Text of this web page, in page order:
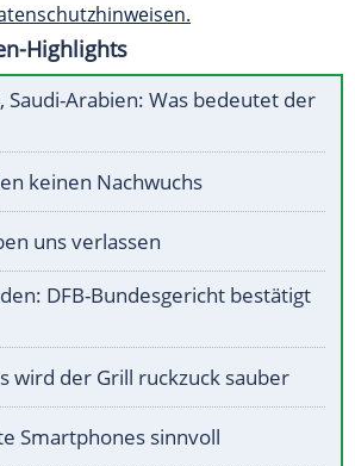
Highlights
Saudi-Arabien: Was bedeutet der
keinen Nachwuchs
uns verlassen
DFB-Bundesgericht bestätigt
wird der Grill ruckzuck sauber
Smartphones sinnvoll